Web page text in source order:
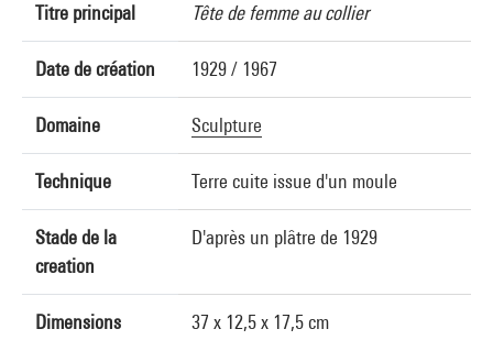
Titre principal Tête de femme au collier
Date de création 1929 / 1967
Domaine Sculpture
Technique Terre cuite issue d'un moule
Stade de la
creation
D'après un plâtre de 1929
Dimensions 37 x 12,5 x 17,5 cm